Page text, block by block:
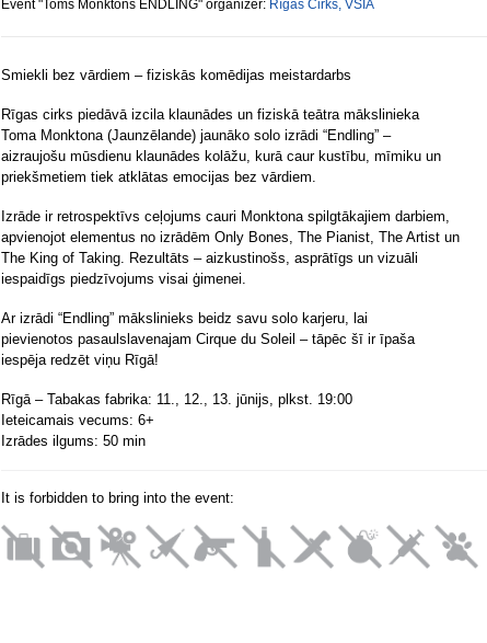
Event "Toms Monktons ENDLING" organizer: Rīgas Cirks, VSIA
Smiekli bez vārdiem – fiziskās komēdijas meistardarbs
Rīgas cirks piedāvā izcila klaunādes un fiziskā teātra mākslinieka
Toma Monktona (Jaunzēlande) jaunāko solo izrādi “Endling” –
aizraujošu mūsdienu klaunādes kolāžu, kurā caur kustību, mīmiku un
priekšmetiem tiek atklātas emocijas bez vārdiem.
Izrāde ir retrospektīvs ceļojums cauri Monktona spilgtākajiem darbiem,
apvienojot elementus no izrādēm Only Bones, The Pianist, The Artist un
The King of Taking. Rezultāts – aizkustinošs, asprātīgs un vizuāli
iespaidīgs piedzīvojums visai ģimenei.
Ar izrādi “Endling” mākslinieks beidz savu solo karjeru, lai
pievienotos pasaulslavenajam Cirque du Soleil – tāpēc šī ir īpaša
iespēja redzēt viņu Rīgā!
Rīgā – Tabakas fabrika: 11., 12., 13. jūnijs, plkst. 19:00
Ieteicamais vecums: 6+
Izrādes ilgums: 50 min
It is forbidden to bring into the event: